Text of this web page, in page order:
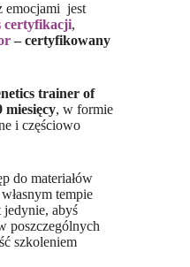
emocjami jest
certyfikacji,
– certyfikowany
trainer of
miesięcy, w formie
i częściowo
do materiałów
tempie
abyś
poszczególnych
szkoleniem